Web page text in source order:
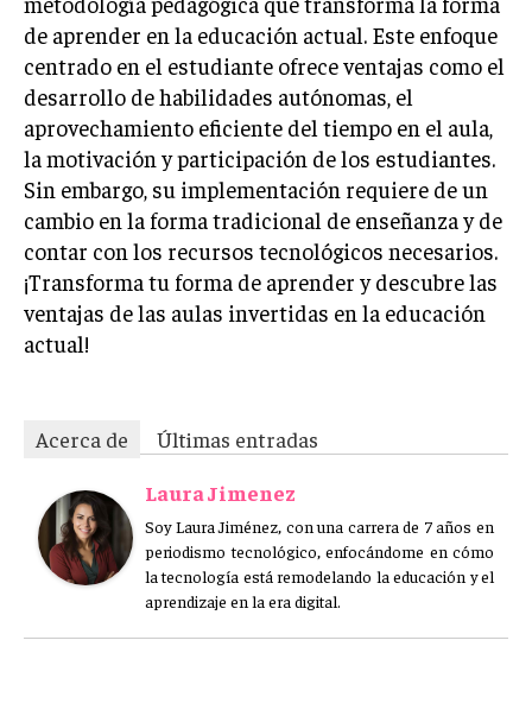
de aprender en la educación actual. Este enfoque
centrado en el estudiante ofrece ventajas como el
desarrollo de habilidades autónomas, el
aprovechamiento eficiente del tiempo en el aula,
la motivación y participación de los estudiantes.
Sin embargo, su implementación requiere de un
cambio en la forma tradicional de enseñanza y de
contar con los recursos tecnológicos necesarios.
¡Transforma tu forma de aprender y descubre las
ventajas de las aulas invertidas en la educación
actual!
Acerca de
Últimas entradas
Laura Jimenez
Soy Laura Jiménez, con una carrera de 7 años en
periodismo tecnológico, enfocándome en cómo
la tecnología está remodelando la educación y el
aprendizaje en la era digital.